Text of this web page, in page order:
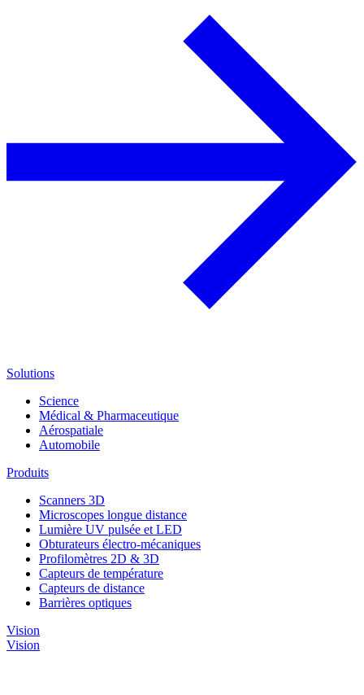
Solutions
Science
Médical & Pharmaceutique
Aérospatiale
Automobile
Produits
Scanners 3D
Microscopes longue distance
Lumière UV pulsée et LED
Obturateurs électro-mécaniques
Profilomètres 2D & 3D
Capteurs de température
Capteurs de distance
Barrières optiques
Vision
Vision